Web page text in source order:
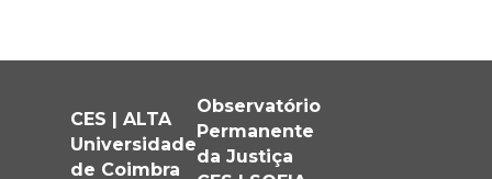
CES | ALTA
Universidade
de Coimbra
Observatório
Permanente
da Justiça